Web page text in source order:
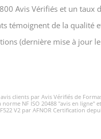
Avis Vérifiés et un taux
témoignent de la qualité
(dernière mise à jour
clients par Avis Vérifiés de
NF ISO 20488 "avis en ligne"
V2 par AFNOR Certification